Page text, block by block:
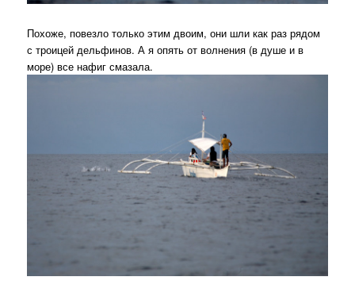
Похоже, повезло только этим двоим, они шли как раз рядом
с троицей дельфинов. А я опять от волнения (в душе и в
море) все нафиг смазала.